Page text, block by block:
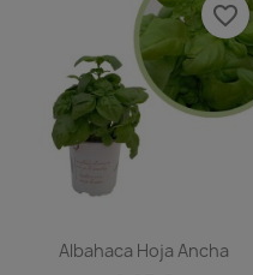
Albahaca Hoja Ancha
favorite_border